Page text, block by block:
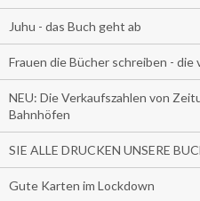
Juhu - das Buch geht ab
Frauen die Bücher schreiben -
NEU: Die Verkaufszahlen von
Bahnhöfen
SIE ALLE DRUCKEN UNSERE
Gute Karten im Lockdown